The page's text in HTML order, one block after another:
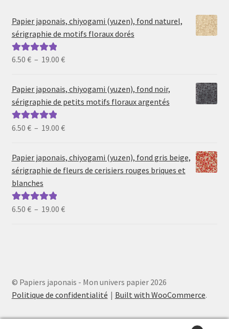
Papier japonais, chiyogami (yuzen), fond naturel,
sérigraphie de motifs floraux dorés
Note5.00sur
6.50 € – 19.00 €Plage
prix :
6.50 €
19.00 €
Papier japonais, chiyogami (yuzen), fond noir,
sérigraphie de petits motifs floraux argentés
Note5.00sur
6.50 € – 19.00 €Plage
prix :
6.50 €
Papier japonais, chiyogami (yuzen), fond gris beige,
sérigraphie de fleurs de cerisiers rouges briques et
blanches
Note5.00sur
6.50 € – 19.00 €Plage
© Papiers japonais - Mon univers papier 2026
Politique de confidentialité
Built with WooCommerce.